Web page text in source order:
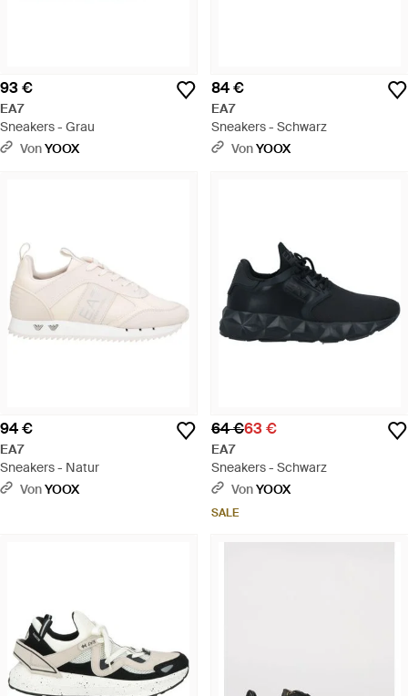
93 €
EA7
Sneakers - Grau
VonYOOX
84 €
EA7
Sneakers - Schwarz
VonYOOX
94 €
EA7
Sneakers - Natur
VonYOOX
64 €63 €
EA7
Sneakers - Schwarz
VonYOOX
SALE